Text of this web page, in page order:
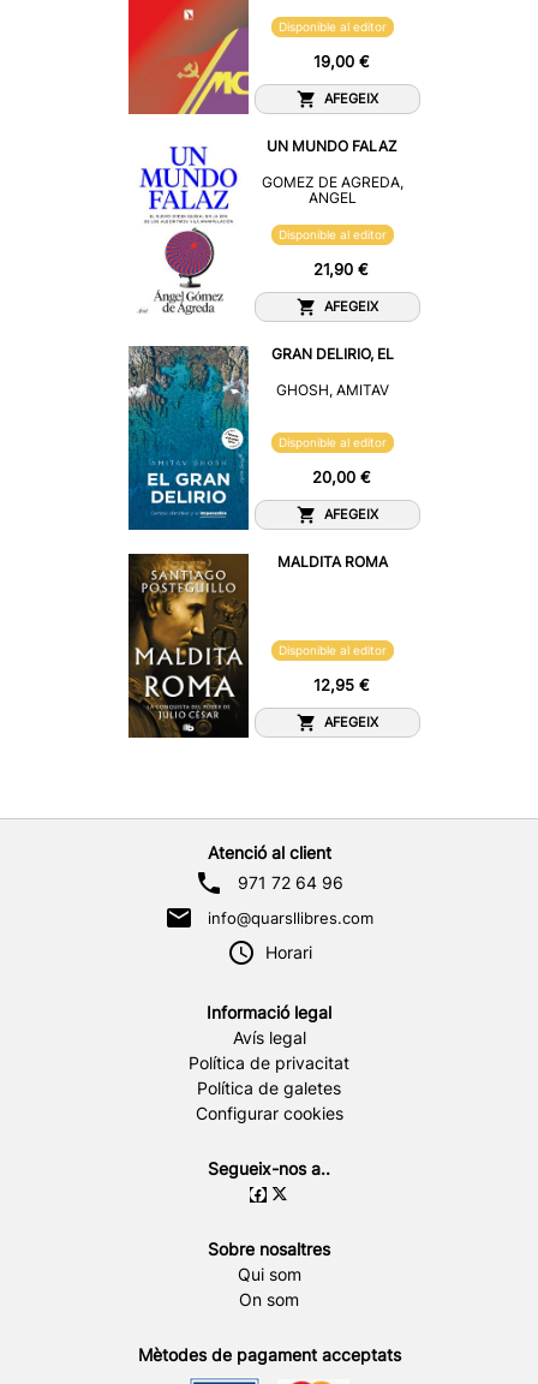
Disponible al editor
19,00 €
AFEGEIX
UN MUNDO FALAZ
GOMEZ DE AGREDA,
ANGEL
Disponible al editor
21,90 €
AFEGEIX
GRAN DELIRIO, EL
GHOSH, AMITAV
Disponible al editor
20,00 €
AFEGEIX
MALDITA ROMA
Disponible al editor
12,95 €
AFEGEIX
Atenció al client
971 72 64 96
info@quarsllibres.com
Horari
Informació legal
Avís legal
Política de privacitat
Política de galetes
Configurar cookies
Segueix-nos a..
Sobre nosaltres
Qui som
On som
Mètodes de pagament acceptats